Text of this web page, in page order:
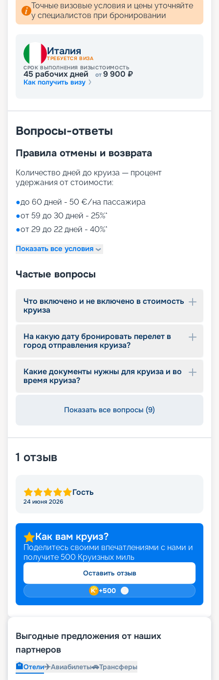
Точные визовые условия и цены уточняйте
у специалистов при бронировании
Италия
ТРЕБУЕТСЯ ВИЗА
СРОК ВЫПОЛНЕНИЯ ВИЗЫ
45 рабочих дней
СТОИМОСТЬ
от9 900 ₽
Как получить визу
Вопросы-ответы
Правила отмены и возврата
Количество дней до круиза — процент
удержания от стоимости:
●до 60 дней - 50 €/на пассажира
●от 59 до 30 дней - 25%*
●от 29 до 22 дней - 40%*
Показать все условия
Частые вопросы
Что включено и не включено в стоимость
круиза
На какую дату бронировать перелет в
город отправления круиза?
Какие документы нужны для круиза и во
время круиза?
Показать все вопросы (9)
1 отзыв
Гость
24 июня 2026
Как вам круиз?
Поделитесь своими впечатлениями с нами и
получите 500 Круизных миль
Оставить отзыв
+500
Выгодные предложения от наших
партнеров
🏨Отели✈️Авиабилеты🚗Трансферы